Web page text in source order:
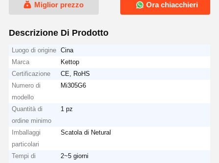
Miglior prezzo Ora chiacchieri
Descrizione Di Prodotto
Luogo di origine
Cina
Marca
Kettop
Certificazione
CE, RoHS
Numero di
modello
Mi305G6
Quantità di
ordine minimo
1 pz
Imballaggi
particolari
Scatola di Netural
Tempi di
2~5 giorni